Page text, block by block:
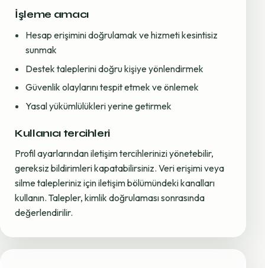
İşleme amacı
Hesap erişimini doğrulamak ve hizmeti kesintisiz
sunmak
Destek taleplerini doğru kişiye yönlendirmek
Güvenlik olaylarını tespit etmek ve önlemek
Yasal yükümlülükleri yerine getirmek
Kullanıcı tercihleri
Profil ayarlarından iletişim tercihlerinizi yönetebilir,
gereksiz bildirimleri kapatabilirsiniz. Veri erişimi veya
silme talepleriniz için iletişim bölümündeki kanalları
kullanın. Talepler, kimlik doğrulaması sonrasında
değerlendirilir.